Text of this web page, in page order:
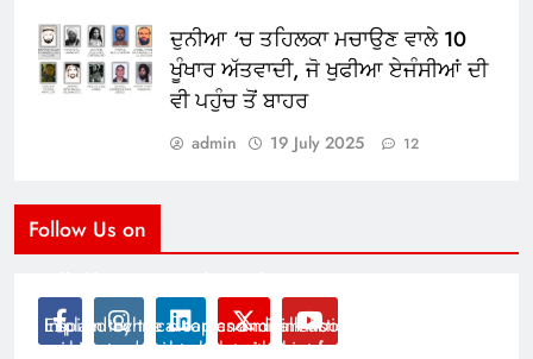
ਦੁਨੀਆ ‘ਚ ਤਹਿਲਕਾ ਮਚਾਉਣ ਵਾਲੇ 10
ਖੂੰਖਾਰ ਅੱਤਵਾਦੀ, ਜੋ ਖੁਫੀਆ ਏਜੰਸੀਆਂ ਦੀ
ਵੀ ਪਹੁੰਚ ਤੋਂ ਬਾਹਰ
admin 19 July 2025 12
Follow Us on
Inspired by the clean and minimalistic look of modern
architecture, this template is great for creating stories
Explain technical topics and talk about the latest in
science and technology with this clean and futuristic